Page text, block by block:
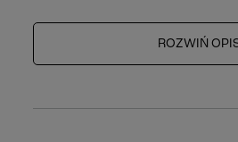
Uchwyt na kamerę sportową
Przedłużenie daszka +
elementów
ROZWIŃ